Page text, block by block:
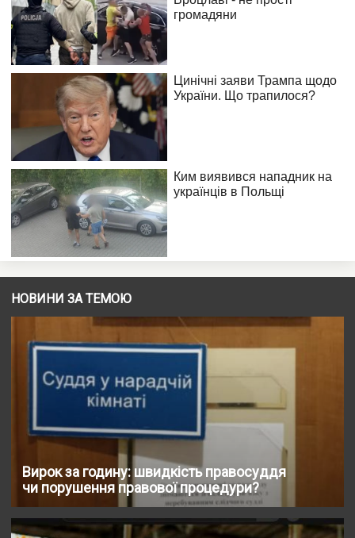
НОВИНИ ЗА ТЕМОЮ
Вирок за годину: швидкість правосуддя
чи порушення правової процедури?